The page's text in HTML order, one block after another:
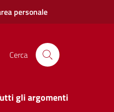
personale
Cerca
gli argomenti